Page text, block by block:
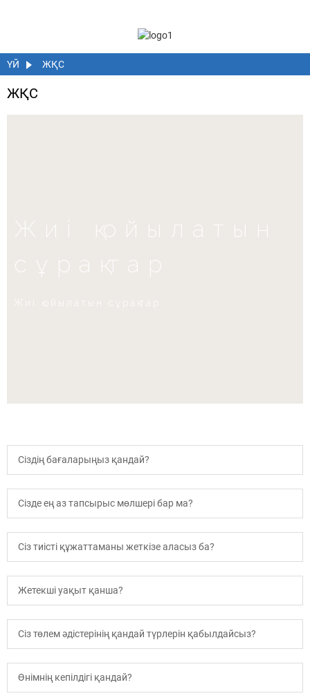
ҮЙ ЖҚС
ЖҚС
Жиі қойылатын
сұрақтар
Сіздің бағаларыңыз қандай?
Сізде ең аз тапсырыс мөлшері бар ма?
Сіз тиісті құжаттаманы жеткізе аласыз ба?
Жетекші уақыт қанша?
Сіз төлем әдістерінің қандай түрлерін қабылдайсыз?
Өнімнің кепілдігі қандай?